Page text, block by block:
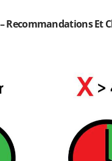
Recommandations Et